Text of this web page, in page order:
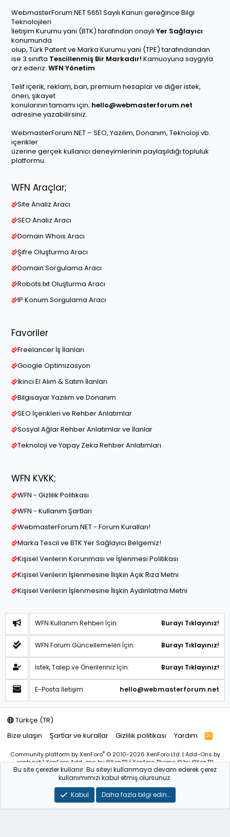
WebmasterForum.NET 5651 Sayılı Kanun gereğince Bilgi
Teknolojileri
İletişim Kurumu yani (BTK) tarafından onaylı Yer Sağlayıcı
konumunda
olup, Türk Patent ve Marka Kurumu yani (TPE) tarafındandan
ise 3 sınıfta Tescillenmiş Bir Markadır! Kamuoyuna saygıyla
arz ederiz. WFN Yönetim
Telif içerik, reklam, ban, premium hesaplar ve diğer istek,
öneri, şikayet
konularının tamamı için; hello@webmasterforum.net
adresine yazabilirsiniz.
WebmasterForum.NET – SEO, Yazılım, Donanım, Teknoloji vb.
içerikler
üzerine gerçek kullanıcı deneyimlerinin paylaşıldığı topluluk
platformu.
WFN Araçlar;
Site Analiz Aracı
SEO Analiz Aracı
Domain Whois Aracı
Şifre Oluşturma Aracı
Domain Sorgulama Aracı
Robots.txt Oluşturma Aracı
IP Konum Sorgulama Aracı
Favoriler
Freelancer İş İlanları
Google Optimizasyon
İkinci El Alım & Satım İlanları
Bilgisayar Yazılım ve Donanım
SEO İçerikleri ve Rehber Anlatımlar
Sosyal Ağlar Rehber Anlatımlar ve İlanlar
Teknoloji ve Yapay Zeka Rehber Anlatımları
WFN KVKK;
WFN - Gizlilik Politikası
WFN - Kullanım Şartları
WebmasterForum.NET - Forum Kuralları!
Marka Tescil ve BTK Yer Sağlayıcı Belgemiz!
Kişisel Verilerin Korunması ve İşlenmesi Politikası
Kişisel Verilerin İşlenmesine İlişkin Açık Rıza Metni
Kişisel Verilerin İşlenmesine İlişkin Aydınlatma Metni
WFN Kullanım Rehberi İçin: Burayı Tıklayınız!
WFN Forum Güncellemeleri İçin Burayı Tıklayınız!
İstek, Talep ve Önerileriniz İçin: Burayı Tıklayınız!
E-Posta İletişim: hello@webmasterforum.net
Türkçe (TR)
Bize ulaşın
Şartlar ve kurallar Gizlilik politikası Yardım
R
S
Community platform by XenForo® © 2010-2026 XenForo Ltd.| Add-Ons by
xentr.net |XenForo Add-onsby ©XenTR|Xenforo Theme© by ©XenTR
Sitemiz bünyesindeki içerikleri izinsiz kullananlar hakkında T.C.K
kanun ve yönetmeliklerine göre yasal işlem başlatılacağını
alandan yazılı olarak beyan ederiz!
WebmasterForum.NET – Tüm Hakları Saklıdır © 2025-2026
Bu site çerezler kullanır. Bu siteyi kullanmaya devam ederek çerez
kullanımımızı kabul etmiş olursunuz.
Kabul
Daha fazla bilgi edin…